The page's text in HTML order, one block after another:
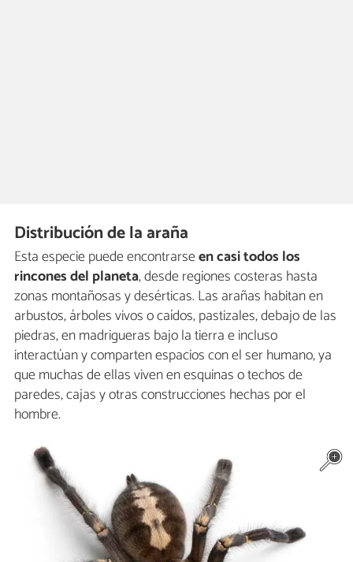
Distribución de la araña
Esta especie puede encontrarseen casi todos los
rincones del planeta, desde regiones costeras hasta
zonas montañosas y desérticas. Las arañas habitan en
arbustos, árboles vivos o caídos, pastizales, debajo de las
piedras, en madrigueras bajo la tierra e incluso
interactúan y comparten espacios con el ser humano, ya
que muchas de ellas viven en esquinas o techos de
paredes, cajas y otras construcciones hechas por el
hombre.